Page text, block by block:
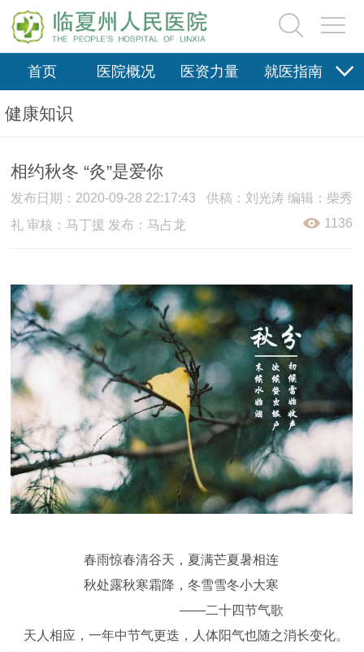
首页 医院概况 医资力量 就医指南
医疗保险
健康知识
相约秋冬 “灸”是爱你
发布日期：2020-09-28 22:17:43
供稿：刘光涛 编辑：柴秀
礼 审核：马丁援 发布：马占龙
1136
春雨惊春清谷天，夏满芒夏暑相连
秋处露秋寒霜降，冬雪雪冬小大寒
——二十四节气歌
天人相应，一年中节气更迭，人体阳气也随之消长变化。